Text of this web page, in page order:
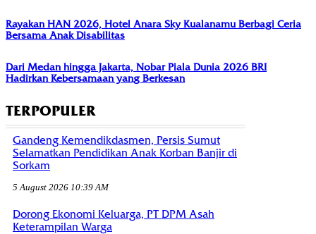
Rayakan HAN 2026, Hotel Anara Sky Kualanamu Berbagi Ceria
Bersama Anak Disabilitas
Dari Medan hingga Jakarta, Nobar Piala Dunia 2026 BRI
Hadirkan Kebersamaan yang Berkesan
TERPOPULER
Gandeng Kemendikdasmen, Persis Sumut
Selamatkan Pendidikan Anak Korban Banjir di
Sorkam
5 August 2026 10:39 AM
Dorong Ekonomi Keluarga, PT DPM Asah
Keterampilan Warga